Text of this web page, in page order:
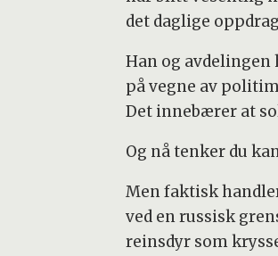
det daglige
Han og
på vegne av
Det innebærer at
Og nå tenker du
Men faktisk
ved en russisk
reinsdyr som